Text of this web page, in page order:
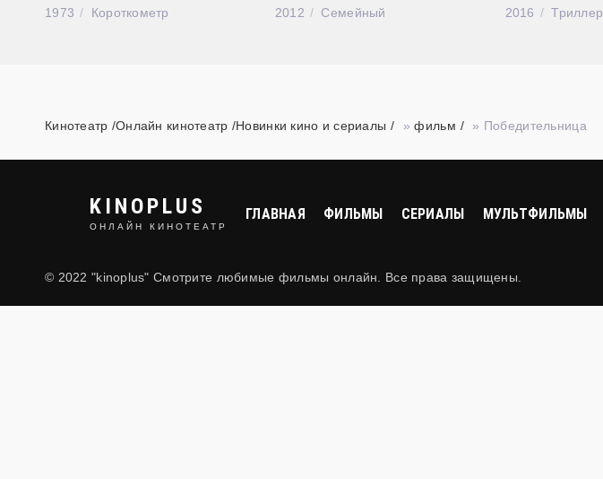
1973 Короткометр 2012 Семейный 2016 Триллер,
Кинотеатр /Онлайн кинотеатр /Новинки кино и сериалы »фильм » Победительница
KINOPLUS
ОНЛАЙН КИНОТЕАТР
ГЛАВНАЯ ФИЛЬМЫ СЕРИАЛЫ МУЛЬТФИЛЬМЫ
© 2022 "kinoplus" Смотрите любимые фильмы онлайн. Все права защищены.